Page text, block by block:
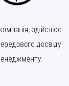
здійснює
досвіду